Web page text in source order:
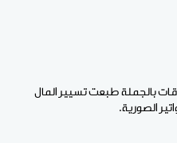
بالجملة طبعت تسيير المال
الصورية.